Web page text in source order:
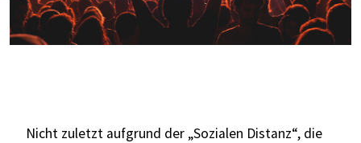
Nicht zuletzt aufgrund der „Sozialen Distanz“, die